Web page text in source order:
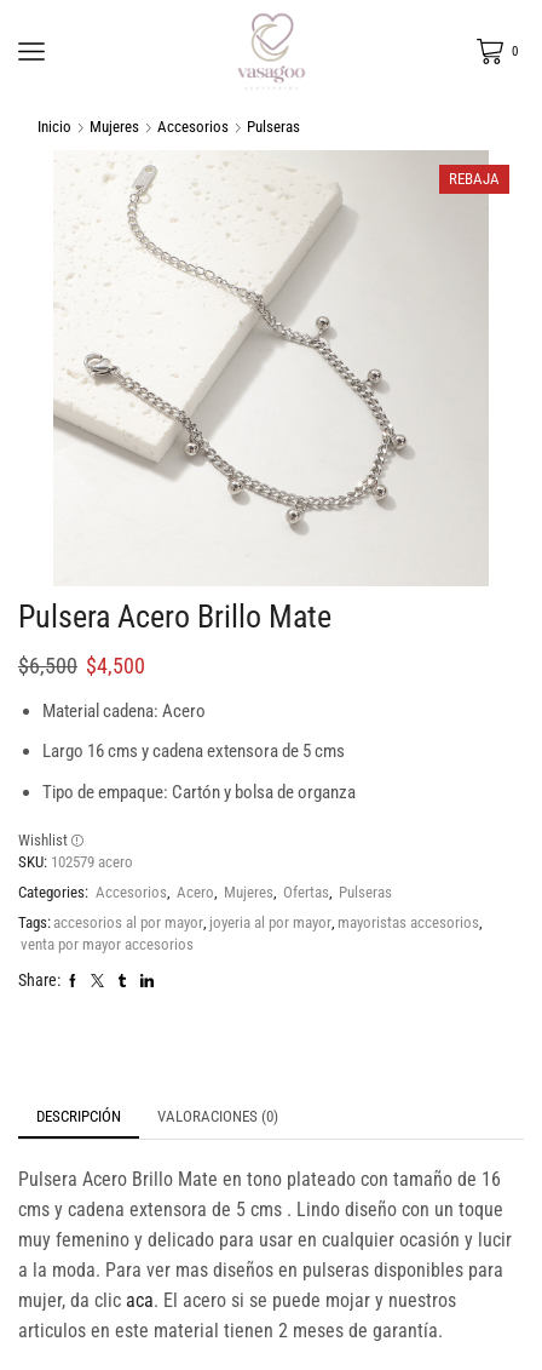
0
Inicio Mujeres Accesorios Pulseras
REBAJA
Pulsera Acero Brillo Mate
$6,500 $4,500
Material cadena: Acero
Largo 16 cms y cadena extensora de 5 cms
Tipo de empaque: Cartón y bolsa de organza
Wishlist
SKU: 102579 acero
Categories: Accesorios, Acero, Mujeres, Ofertas, Pulseras
Tags: accesorios al por mayor, joyeria al por mayor, mayoristas accesorios,
venta por mayor accesorios
Share:
DESCRIPCIÓN VALORACIONES (0)
Pulsera Acero Brillo Mate en tono plateado con tamaño de 16
cms y cadena extensora de 5 cms . Lindo diseño con un toque
muy femenino y delicado para usar en cualquier ocasión y lucir
a la moda. Para ver mas diseños en pulseras disponibles para
mujer, da clic aca. El acero si se puede mojar y nuestros
articulos en este material tienen 2 meses de garantía.